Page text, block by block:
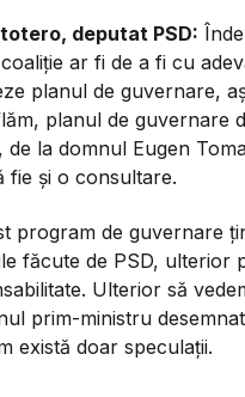
deputat PSD:
ar fi de a fi cu
planul de guvernare,
planul de guvernare
de la domnul Eugen
fie și o consultare.
program de guvernare
făcute de PSD, ulterior
Ulterior să
prim-ministru
există doar speculații.